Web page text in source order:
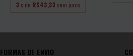
3 x de R$43,33 sem juros
FORMAS DE ENVIO